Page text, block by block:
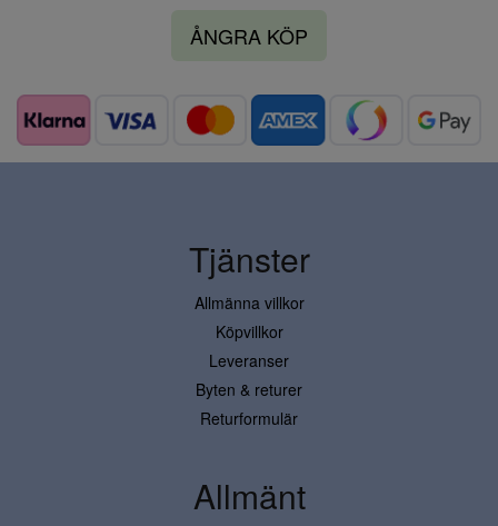
ÅNGRA KÖP
Tjänster
Allmänna villkor
Köpvillkor
Leveranser
Byten & returer
Returformulär
Allmänt